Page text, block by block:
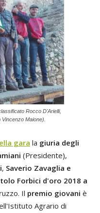
Rocco D'Arielli,
Maione).
gara la giuria degli
(Presidente),
, Saverio Zavaglia e
Forbici d'oro 2018 a
Il premio giovani è
Agrario di